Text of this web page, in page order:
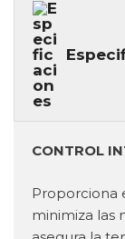
CONTROL
Proporciona
minimiza las